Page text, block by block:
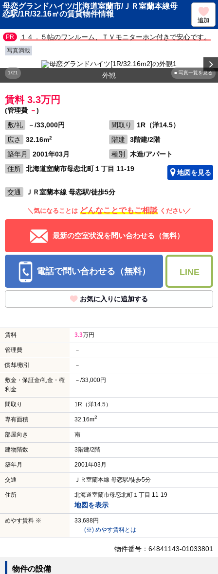
母恋グランドハイツ/北海道室蘭市/ＪＲ室蘭本線母
恋駅/1R/32.16㎡の賃貸物件情報
追加
１４．５帖のワンルーム、ＴＶモニターホン付きで安心です。
写真満載
■ 写真一覧を見る
1/21 外観
賃料 3.3万円
(管理費 －)
敷/礼
－/33,000円 間取り
1R（洋14.5）
広さ
32.16m2 階建
3階建/2階
築年月
2001年03月 種別
木造/アパート
住所
北海道室蘭市母恋北町１丁目 11-19 地図を見る
交通 ＪＲ室蘭本線 母恋駅/徒歩5分
＼気になることは どんなことでもご相談 ください／
最新の空室状況を問い合わせる（無料）
電話で問い合わせる（無料） LINE
お気に入りに追加する
賃料 3.3万円
管理費 －
償却/敷引 －
敷金・保証金/礼金・権
利金
－/33,000円
間取り 1R（洋14.5）
専有面積 32.16m2
部屋向き 南
建物階数 3階建/2階
築年月 2001年03月
交通 ＪＲ室蘭本線 母恋駅/徒歩5分
住所 北海道室蘭市母恋北町１丁目 11-19
地図を表示
めやす賃料 ※
33,688円
(※) めやす賃料とは
物件番号：64841143-01033801
物件の設備